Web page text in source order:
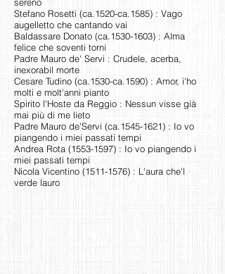
Stefano Rosetti (ca.1520-ca.1585) : Vago
augelletto che cantando vai
Baldassare Donato (ca.1530-1603) : Alma
felice che soventi torni
Padre Mauro de' Servi : Crudele, acerba,
inexorabil morte
Cesare Tudino (ca.1530-ca.1590) : Amor, i'ho
molti e molt'anni pianto
Spirito l'Hoste da Reggio : Nessun visse già
mai più di me lieto
Padre Mauro de'Servi (ca.1545-1621) : Io vo
piangendo i miei passati tempi
Andrea Rota (1553-1597) : Io vo piangendo i
miei passati tempi
Nicola Vicentino (1511-1576) : L'aura che'l
verde lauro